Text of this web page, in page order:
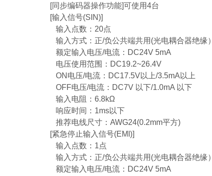
[同步编码器操作功能]可使用4台
[输入信号(SIN)]
输入点数：20点
输入方式：正/负公共端共用(光电耦合器绝缘）
额定输入电压/电流：DC24V 5mA
电压使用范围：DC19.2~26.4V
ON电压/电流：DC17.5V以上/3.5mA以上
OFF电压/电流：DC7V 以下/1.0mA 以下
输入电阻：6.8kΩ
响应时间：1ms以下
推荐电线尺寸：AWG24(0.2mm平方)
[紧急停止输入信号(EMI)]
输入点数：1点
输入方式：正/负公共端共用(光电耦合器绝缘）
额定输入电压/电流：DC24V 5mA